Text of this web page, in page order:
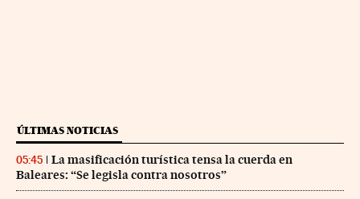
ÚLTIMAS NOTICIAS
05:45
La masificación turística tensa la cuerda en
Baleares: “Se legisla contra nosotros”